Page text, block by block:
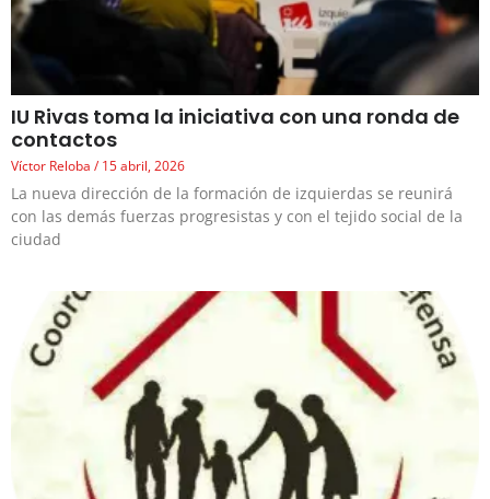
IU Rivas toma la iniciativa con una ronda de
contactos
Víctor Reloba 15 abril, 2026
La nueva dirección de la formación de izquierdas se reunirá
con las demás fuerzas progresistas y con el tejido social de la
ciudad